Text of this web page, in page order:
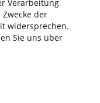
Verarbeitung
der
widersprechen.
Sie uns über